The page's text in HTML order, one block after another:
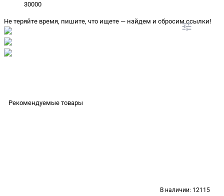
30000
Не теряйте время, пишите, что ищете — найдем и сбросим ссылки!
Рекомендуемые товары
В наличии: 12115